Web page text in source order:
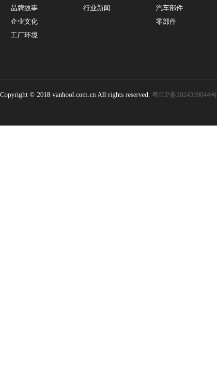
品牌故事
企业文化
工厂环境
行业新闻
汽车部件
零部件
Copyright © 2018 vanhool.com.cn All rights reserved. 粤ICP备2024339044号